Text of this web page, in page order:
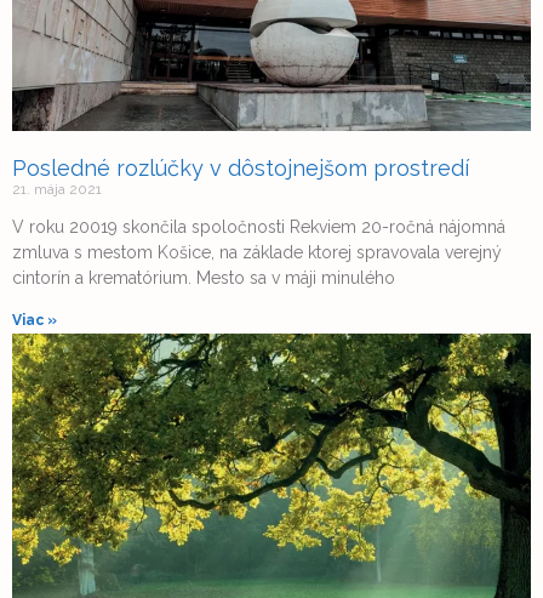
Posledné rozlúčky v dôstojnejšom prostredí
21. mája 2021
V roku 20019 skončila spoločnosti Rekviem 20-ročná nájomná
zmluva s mestom Košice, na základe ktorej spravovala verejný
cintorín a krematórium. Mesto sa v máji minulého
Viac »